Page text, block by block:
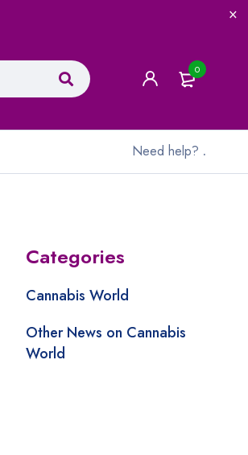
0
Need help? .
Categories
Cannabis World
Other News on Cannabis
World